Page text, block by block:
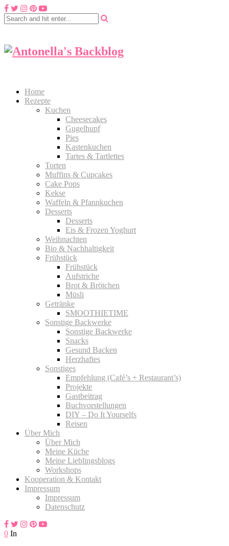
Home
Rezepte
Kuchen
Cheesecakes
Gugelhupf
Pies
Kastenkuchen
Tartes & Tartlettes
Torten
Muffins & Cupcakes
Cake Pops
Kekse
Waffeln & Pfannkuchen
Desserts
Desserts
Eis & Frozen Yoghurt
Weihnachten
Bio & Nachhaltigkeit
Frühstück
Frühstück
Aufstriche
Brot & Brötchen
Müsli
Getränke
SMOOTHIETIME
Sonstige Backwerke
Sonstige Backwerke
Snacks
Gesund Backen
Herzhaftes
Sonstiges
Empfehlung (Café’s + Restaurant’s)
Projekte
Gastbeitrag
Buchvorstellungen
DIY – Do It Yourselfs
Reisen
Über Mich
Über Mich
Meine Küche
Meine Lieblingsblogs
Workshops
Kooperation & Kontakt
Impressum
Impressum
Datenschutz
0 In